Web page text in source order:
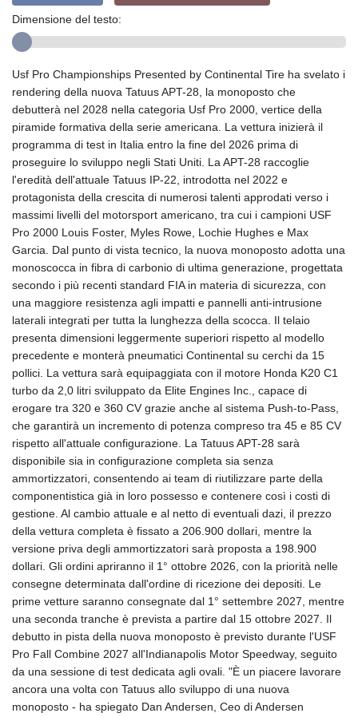
Dimensione del testo:
Usf Pro Championships Presented by Continental Tire ha svelato i
rendering della nuova Tatuus APT-28, la monoposto che
debutterà nel 2028 nella categoria Usf Pro 2000, vertice della
piramide formativa della serie americana. La vettura inizierà il
programma di test in Italia entro la fine del 2026 prima di
proseguire lo sviluppo negli Stati Uniti. La APT-28 raccoglie
l'eredità dell'attuale Tatuus IP-22, introdotta nel 2022 e
protagonista della crescita di numerosi talenti approdati verso i
massimi livelli del motorsport americano, tra cui i campioni USF
Pro 2000 Louis Foster, Myles Rowe, Lochie Hughes e Max
Garcia. Dal punto di vista tecnico, la nuova monoposto adotta una
monoscocca in fibra di carbonio di ultima generazione, progettata
secondo i più recenti standard FIA in materia di sicurezza, con
una maggiore resistenza agli impatti e pannelli anti-intrusione
laterali integrati per tutta la lunghezza della scocca. Il telaio
presenta dimensioni leggermente superiori rispetto al modello
precedente e monterà pneumatici Continental su cerchi da 15
pollici. La vettura sarà equipaggiata con il motore Honda K20 C1
turbo da 2,0 litri sviluppato da Elite Engines Inc., capace di
erogare tra 320 e 360 CV grazie anche al sistema Push-to-Pass,
che garantirà un incremento di potenza compreso tra 45 e 85 CV
rispetto all'attuale configurazione. La Tatuus APT-28 sarà
disponibile sia in configurazione completa sia senza
ammortizzatori, consentendo ai team di riutilizzare parte della
componentistica già in loro possesso e contenere così i costi di
gestione. Al cambio attuale e al netto di eventuali dazi, il prezzo
della vettura completa è fissato a 206.900 dollari, mentre la
versione priva degli ammortizzatori sarà proposta a 198.900
dollari. Gli ordini apriranno il 1° ottobre 2026, con la priorità nelle
consegne determinata dall'ordine di ricezione dei depositi. Le
prime vetture saranno consegnate dal 1° settembre 2027, mentre
una seconda tranche è prevista a partire dal 15 ottobre 2027. Il
debutto in pista della nuova monoposto è previsto durante l'USF
Pro Fall Combine 2027 all'Indianapolis Motor Speedway, seguito
da una sessione di test dedicata agli ovali. "È un piacere lavorare
ancora una volta con Tatuus allo sviluppo di una nuova
monoposto - ha spiegato Dan Andersen, Ceo di Andersen